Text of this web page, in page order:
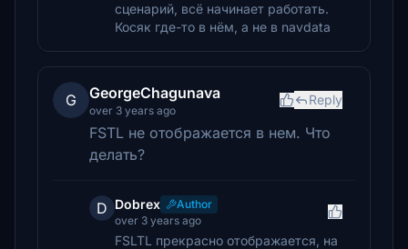
сценарий, всё начинает работать.
Косяк где-то в нём, а не в navdata
G GeorgeChagunava
over 3 years ago
Reply
FSTL не отображается в нем. Что
делать?
D Dobrex
Author
over 3 years ago
FSLTL прекрасно отображается, на